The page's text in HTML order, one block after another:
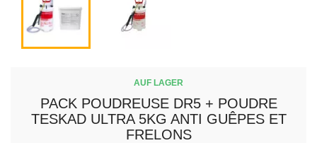
AUF LAGER
PACK POUDREUSE DR5 + POUDRE
TESKAD ULTRA 5KG ANTI GUÊPES ET
FRELONS